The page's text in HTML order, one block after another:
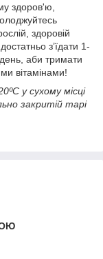
здоров'ю,
здоровій
з’їдати 1-
аби тримати
вітамінами!
у сухому місці
закритій тарі